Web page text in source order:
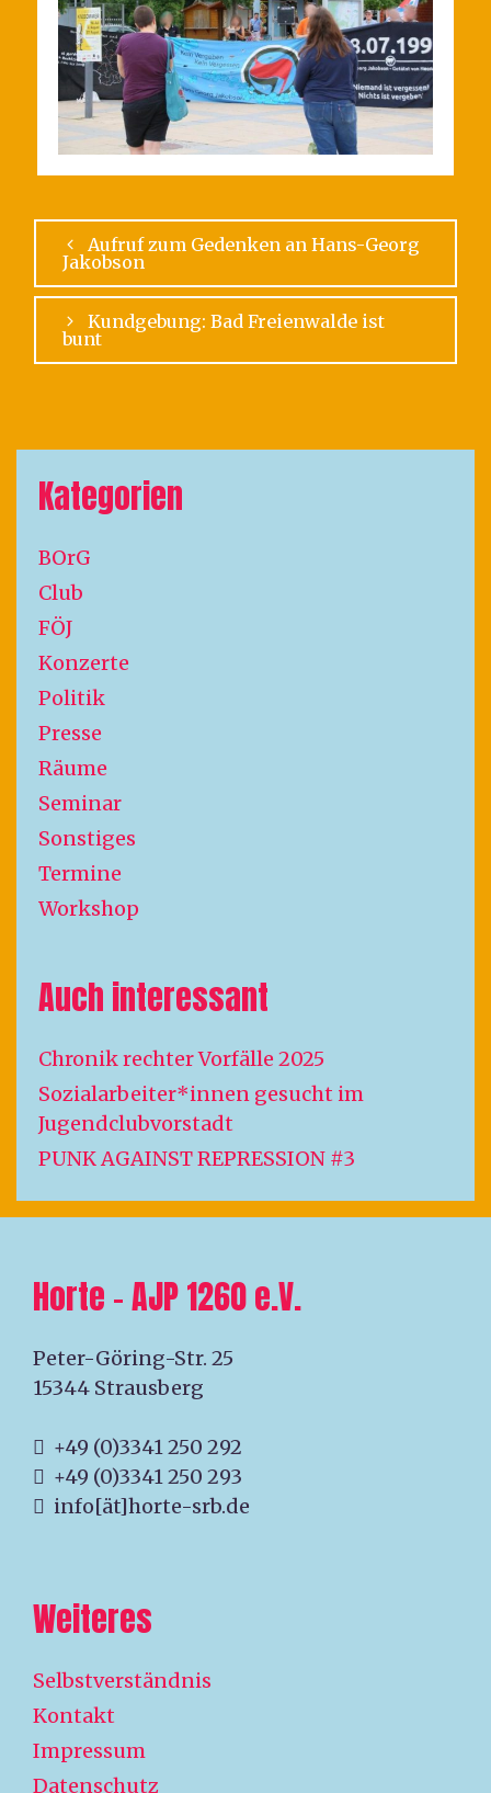
Aufruf zum Gedenken an Hans-Georg
Jakobson
Kundgebung: Bad Freienwalde ist
bunt
Kategorien
BOrG
Club
FÖJ
Konzerte
Politik
Presse
Räume
Seminar
Sonstiges
Termine
Workshop
Auch interessant
Chronik rechter Vorfälle 2025
Sozialarbeiter*innen gesucht im
Jugendclubvorstadt
PUNK AGAINST REPRESSION #3
Horte – AJP 1260 e.V.
Peter-Göring-Str. 25
15344 Strausberg
+49 (0)3341 250 292
+49 (0)3341 250 293
info[ät]horte-srb.de
Weiteres
Selbstverständnis
Kontakt
Impressum
Datenschutz